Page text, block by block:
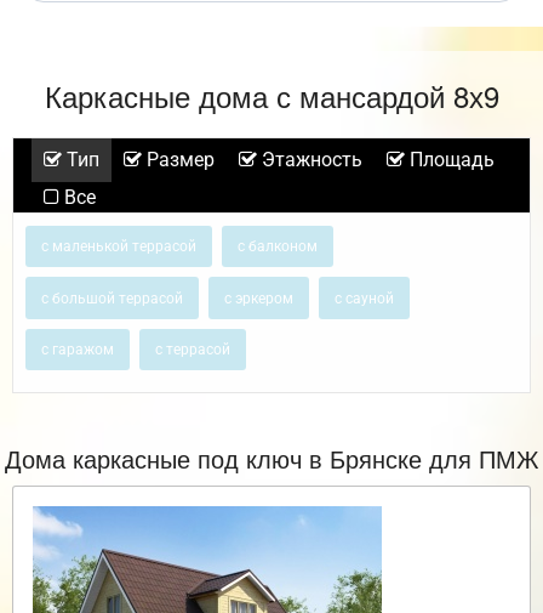
Каркасные дома с мансардой 8х9
Тип Размер Этажность
Площадь
Все
с маленькой террасой с балконом
с большой террасой с эркером с сауной
с гаражом с террасой
Дома каркасные под ключ в Брянске для ПМЖ